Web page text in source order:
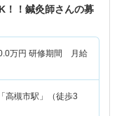
！！鍼灸師さんの募
万円 研修期間 月給
高槻市駅」（徒歩3